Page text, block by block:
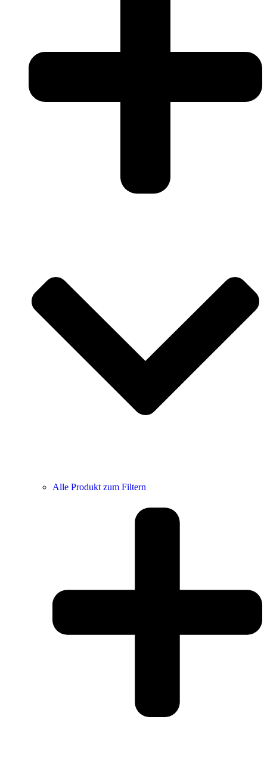
Alle Produkt zum Filtern